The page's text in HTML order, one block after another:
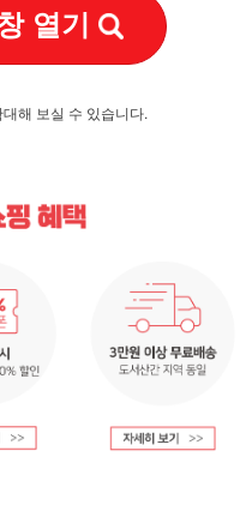
열기
해 보실 수 있습니다.